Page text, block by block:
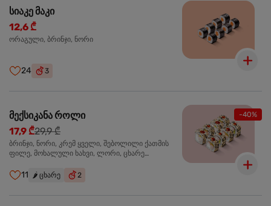
სიაკე მაკი
12,6 ₾
ორაგული, ბრინჯი, ნორი
24 3
-40%
მექსიკანა როლი
17,9 ₾29,9 ₾
ბრინჯი, ნორი, კრემ ყველი, შებოლილი ქათმის
ფილე, მოხალული ხახვი, ლორი, ცხარე
11 🌶️ ცხარე 2